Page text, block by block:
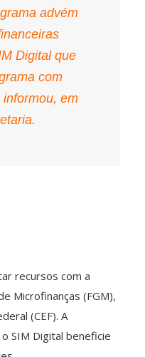
advém
Digital que
com
informou, em
recursos com a
Microfinanças (FGM),
(CEF). A
SIM Digital beneficie